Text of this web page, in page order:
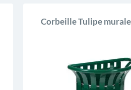
Corbeille Tulipe